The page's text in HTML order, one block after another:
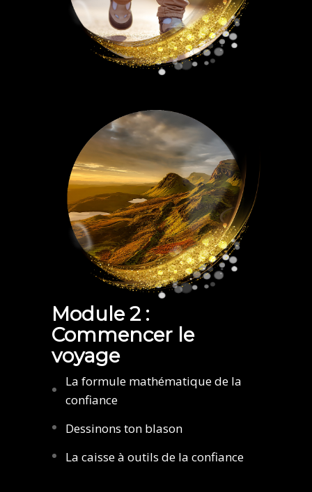
Module 2 :
Commencer le
voyage
La formule mathématique de la
confiance
Dessinons ton blason
La caisse à outils de la confiance